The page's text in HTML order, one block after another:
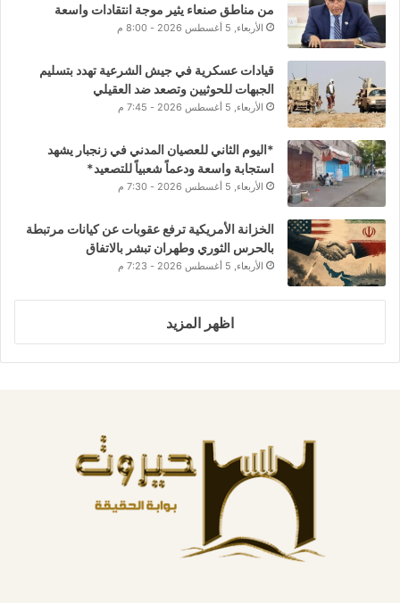
من مناطق صنعاء يثير موجة انتقادات واسعة
الأربعاء, 5 أغسطس 2026 - 8:00 م
قيادات عسكرية في جيش الشرعية تهدد بتسليم
الجبهات للحوثيين وتصعد ضد العقيلي
الأربعاء, 5 أغسطس 2026 - 7:45 م
*اليوم الثاني للعصيان المدني في زنجبار يشهد
استجابة واسعة ودعماً شعبياً للتصعيد*
الأربعاء, 5 أغسطس 2026 - 7:30 م
الخزانة الأمريكية ترفع عقوبات عن كيانات مرتبطة
بالحرس الثوري وطهران تبشر بالاتفاق
الأربعاء, 5 أغسطس 2026 - 7:23 م
اظهر المزيد